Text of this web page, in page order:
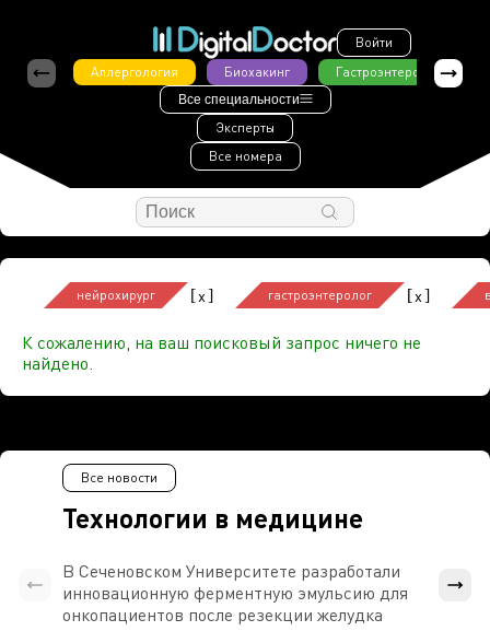
Войти
Аллергология
Биохакинг Гастроэнтерология
Все специальности
Эксперты
Все номера
нейрохирург [x] гастроэнтеролог [x]
К сожалению, на ваш поисковый запрос ничего не
найдено.
Технологии в медицине
Все новости
В Сеченовском Университете разработали
инновационную ферментную эмульсию для
онкопациентов после резекции желудка